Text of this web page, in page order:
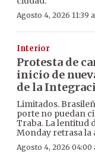
Agosto 4, 2026 11:39
Interior
Protesta de
inicio de
de la
Limitados.
porte no puedan
Traba. La lentitud
Monday retrasa la
Agosto 4, 2026 04:00